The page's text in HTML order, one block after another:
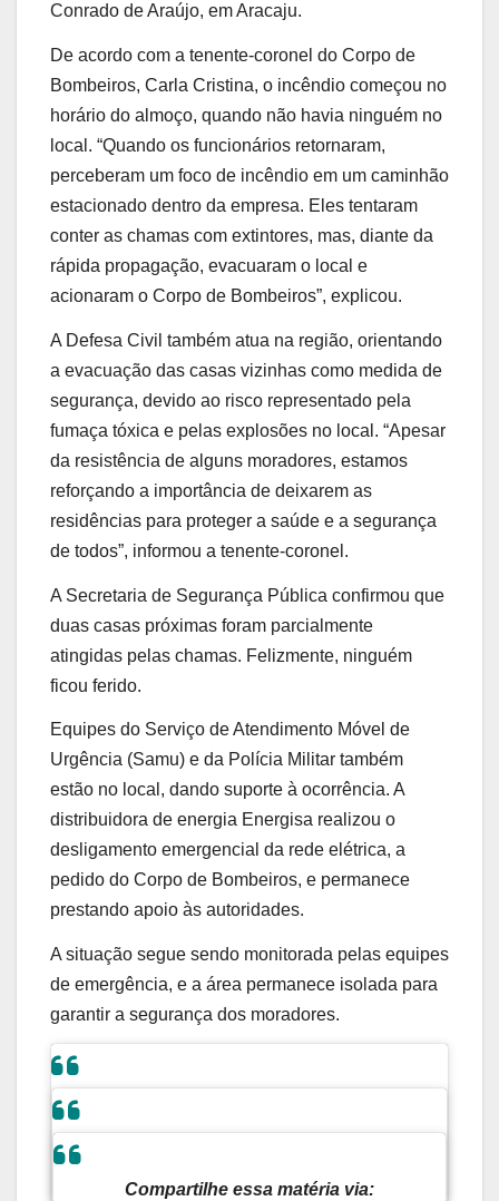
Conrado de Araújo, em Aracaju.
De acordo com a tenente-coronel do Corpo de
Bombeiros, Carla Cristina, o incêndio começou no
horário do almoço, quando não havia ninguém no
local. “Quando os funcionários retornaram,
perceberam um foco de incêndio em um caminhão
estacionado dentro da empresa. Eles tentaram
conter as chamas com extintores, mas, diante da
rápida propagação, evacuaram o local e
acionaram o Corpo de Bombeiros”, explicou.
A Defesa Civil também atua na região, orientando
a evacuação das casas vizinhas como medida de
segurança, devido ao risco representado pela
fumaça tóxica e pelas explosões no local. “Apesar
da resistência de alguns moradores, estamos
reforçando a importância de deixarem as
residências para proteger a saúde e a segurança
de todos”, informou a tenente-coronel.
A Secretaria de Segurança Pública confirmou que
duas casas próximas foram parcialmente
atingidas pelas chamas. Felizmente, ninguém
ficou ferido.
Equipes do Serviço de Atendimento Móvel de
Urgência (Samu) e da Polícia Militar também
estão no local, dando suporte à ocorrência. A
distribuidora de energia Energisa realizou o
desligamento emergencial da rede elétrica, a
pedido do Corpo de Bombeiros, e permanece
prestando apoio às autoridades.
A situação segue sendo monitorada pelas equipes
de emergência, e a área permanece isolada para
garantir a segurança dos moradores.
Compartilhe essa matéria via: